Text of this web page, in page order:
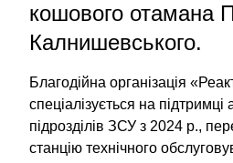
кошового отамана
Калнишевського.
Благодійна організація
спеціалізується на підтримці
підрозділів ЗСУ з 2024 р.,
станцію технічного